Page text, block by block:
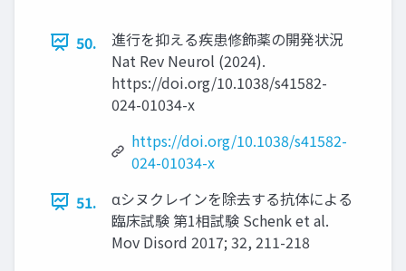
50.
進行を抑える疾患修飾薬の開発状況
Nat Rev Neurol (2024).
https://doi.org/10.1038/s41582-
024-01034-x
https://doi.org/10.1038/s41582-
024-01034-x
51.
αシヌクレインを除去する抗体による
臨床試験 第1相試験 Schenk et al.
Mov Disord 2017; 32, 211-218